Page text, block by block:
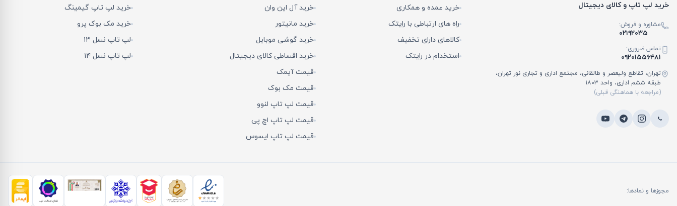
خرید لپ تاپ و کالای دیجیتال
مشاوره و فروش:
۰۲۱۹۲۰۳۵
تماس ضروری:
۰۹۲۰۱۵۵۶۴۸۱
تهران، تقاطع ولیعصر و طالقانی، مجتمع اداری و تجاری نور تهران،
طبقه ششم اداری، واحد ۱۸۰۳
(مراجعه با هماهنگی قبلی)
خرید عمده و همکاری
راه های ارتباطی با رایتک
کالاهای دارای تخفیف
استخدام در رایتک
خرید آل این وان
خرید مانیتور
خرید گوشی موبایل
خرید اقساطی کالای دیجیتال
قیمت آیمک
قیمت مک بوک
قیمت لپ تاپ لنوو
قیمت لپ تاپ اچ پی
قیمت لپ تاپ ایسوس
خرید لپ تاپ گیمینگ
خرید مک بوک پرو
لپ تاپ نسل ۱۳
لپ تاپ نسل ۱۴
مجوزها و نمادها: